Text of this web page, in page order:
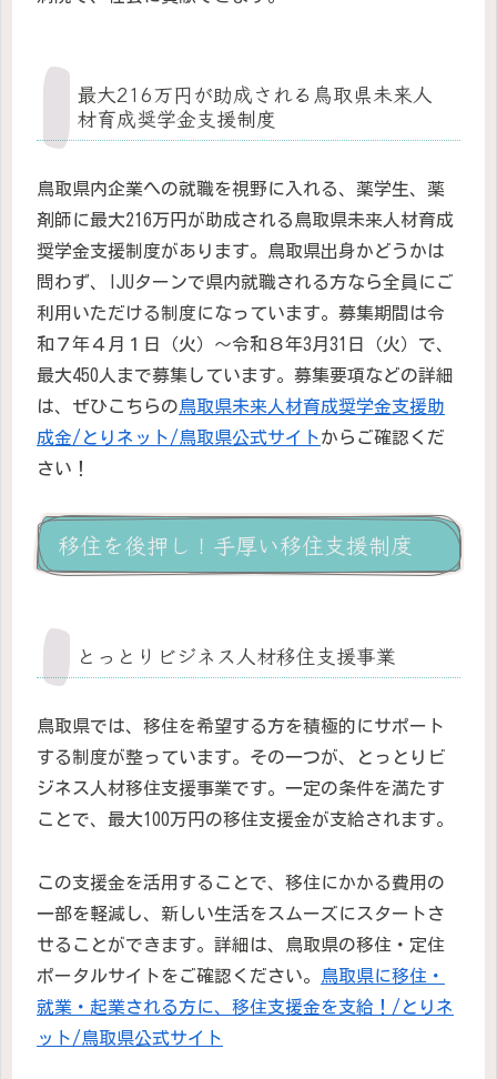
最大216万円が助成される鳥取県未来人
材育成奨学金支援制度
鳥取県内企業への就職を視野に入れる、薬学生、薬
剤師に最大216万円が助成される鳥取県未来人材育成
奨学金支援制度があります。鳥取県出身かどうかは
問わず、IJUターンで県内就職される方なら全員にご
利用いただける制度になっています。募集期間は令
和７年４月１日（火）〜令和８年3月31日（火）で、
最大450人まで募集しています。募集要項などの詳細
は、ぜひこちらの鳥取県未来人材育成奨学金支援助
成金/とりネット/鳥取県公式サイトからご確認くだ
さい！
移住を後押し！手厚い移住支援制度
とっとりビジネス人材移住支援事業
鳥取県では、移住を希望する方を積極的にサポート
する制度が整っています。その一つが、とっとりビ
ジネス人材移住支援事業です。一定の条件を満たす
ことで、最大100万円の移住支援金が支給されます。
この支援金を活用することで、移住にかかる費用の
一部を軽減し、新しい生活をスムーズにスタートさ
せることができます。詳細は、鳥取県の移住・定住
ポータルサイトをご確認ください。
鳥取県に移住・
就業・起業される方に、移住支援金を支給！/とりネ
ット/鳥取県公式サイト